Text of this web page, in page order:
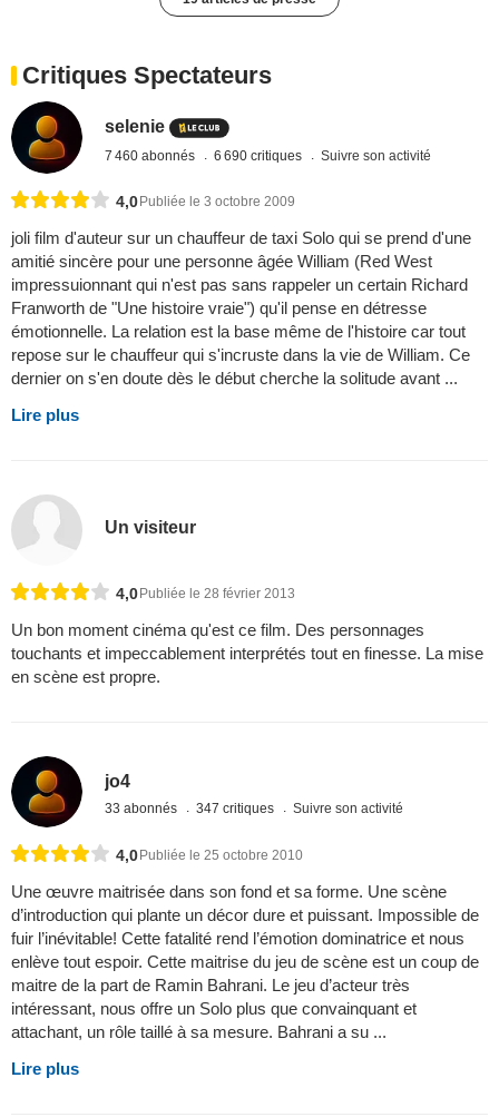
Critiques Spectateurs
selenie
7 460 abonnés 6 690 critiques Suivre son activité
4,0Publiée le 3 octobre 2009
joli film d'auteur sur un chauffeur de taxi Solo qui se prend d'une
amitié sincère pour une personne âgée William (Red West
impressuionnant qui n'est pas sans rappeler un certain Richard
Franworth de "Une histoire vraie") qu'il pense en détresse
émotionnelle. La relation est la base même de l'histoire car tout
repose sur le chauffeur qui s'incruste dans la vie de William. Ce
dernier on s'en doute dès le début cherche la solitude avant ...
Lire plus
Un visiteur
4,0Publiée le 28 février 2013
Un bon moment cinéma qu'est ce film. Des personnages
touchants et impeccablement interprétés tout en finesse. La mise
en scène est propre.
jo4
33 abonnés 347 critiques Suivre son activité
4,0 Publiée le 25 octobre 2010
Une œuvre maitrisée dans son fond et sa forme. Une scène
d’introduction qui plante un décor dure et puissant. Impossible de
fuir l’inévitable! Cette fatalité rend l’émotion dominatrice et nous
enlève tout espoir. Cette maitrise du jeu de scène est un coup de
maitre de la part de Ramin Bahrani. Le jeu d’acteur très
intéressant, nous offre un Solo plus que convainquant et
attachant, un rôle taillé à sa mesure. Bahrani a su ...
Lire plus